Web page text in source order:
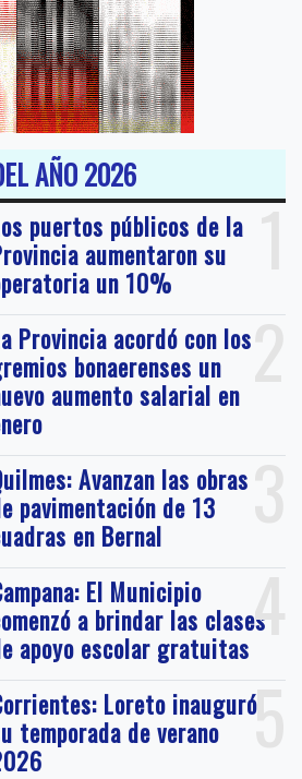
AÑO 2026
1
puertos públicos de la
aumentaron su
un 10%
2
Provincia acordó con los
bonaerenses un
aumento salarial en
3
Avanzan las obras
pavimentación de 13
en Bernal
4
El Municipio
a brindar las clases
apoyo escolar gratuitas
5
Loreto inauguró
temporada de verano